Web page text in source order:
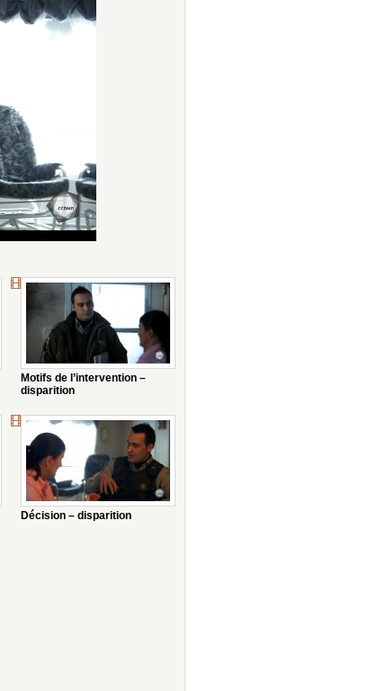
Motifs de l’intervention –
disparition
Décision – disparition